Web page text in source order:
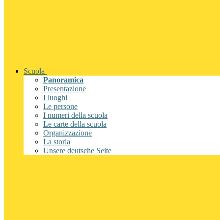
Scuola
Panoramica
Presentazione
I luoghi
Le persone
I numeri della scuola
Le carte della scuola
Organizzazione
La storia
Unsere deutsche Seite